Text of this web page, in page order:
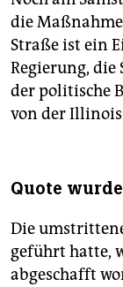
die
Straße ist ein
Regierung,
der politische
von der
Quote
Die
geführt hatte,
abgeschafft